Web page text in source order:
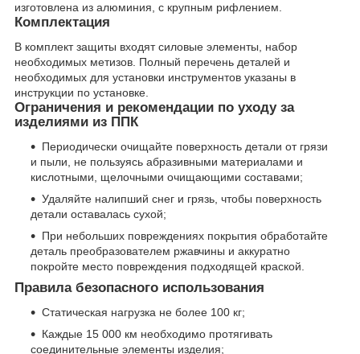
изготовлена из алюминия, с крупным рифлением.
Комплектация
В комплект защиты входят силовые элементы, набор
необходимых метизов. Полный перечень деталей и
необходимых для установки инструментов указаны в
инструкции по установке.
Ограничения и рекомендации по уходу за
изделиями из ППК
Периодически очищайте поверхность детали от грязи
и пыли, не пользуясь абразивными материалами и
кислотными, щелочными очищающими составами;
Удаляйте налипший снег и грязь, чтобы поверхность
детали оставалась сухой;
При небольших повреждениях покрытия обработайте
деталь преобразователем ржавчины и аккуратно
покройте место повреждения подходящей краской.
Правила безопасного использования
Статическая нагрузка не более 100 кг;
Каждые 15 000 км необходимо протягивать
соединительные элементы изделия;